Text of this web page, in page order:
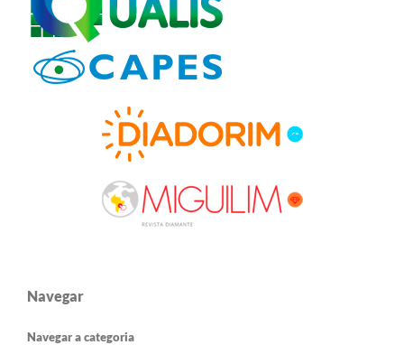
Navegar
Navegar a categoria